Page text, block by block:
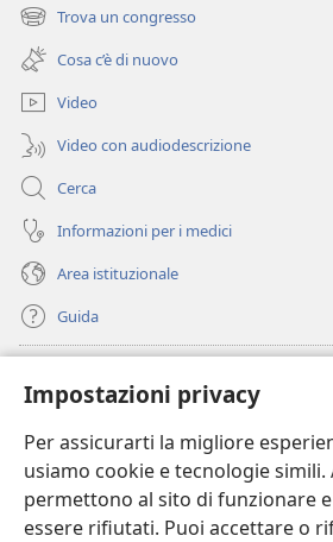
Impostazioni privacy
Per assicurarti la migliore
usiamo cookie e tecnologie simili.
permettono al sito di funzionare
essere rifiutati. Puoi accettare o
una
nuova
finestra)
Trova un congresso
(apre
una
nuova
finestra)
Cosa c’è di nuovo
Video
Video con audiodescrizione
Cerca
Informazioni per i medici
Area istituzionale
Guida
(apre
una
nuova
finestra)
BIBLIOTECA ONLINE Watchtower
(apre
una
nuova
finestra)
JW Hub
(apre
una